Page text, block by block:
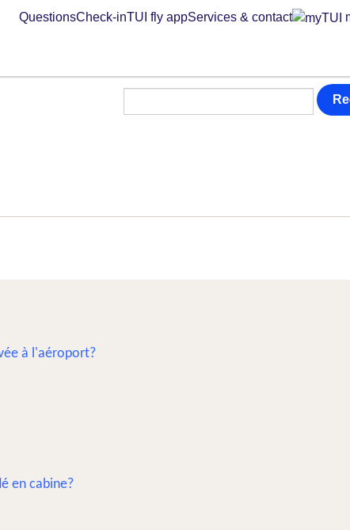
QuestionsCheck-inTUI fly appServices & contact
à l'aéroport?
en cabine?